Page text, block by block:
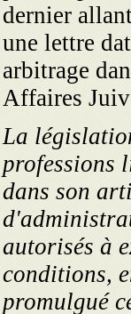
dernier
une lettre
arbitrage
La
professions
dans son
autorisés à
conditions,
promulgué